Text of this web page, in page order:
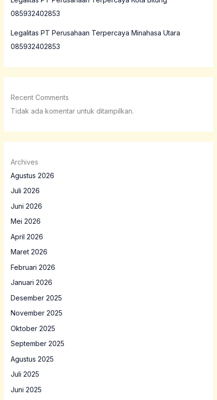
085932402853
Legalitas PT Perusahaan Terpercaya Minahasa Utara
085932402853
Recent Comments
Tidak ada komentar untuk ditampilkan.
Archives
Agustus 2026
Juli 2026
Juni 2026
Mei 2026
April 2026
Maret 2026
Februari 2026
Januari 2026
Desember 2025
November 2025
Oktober 2025
September 2025
Agustus 2025
Juli 2025
Juni 2025